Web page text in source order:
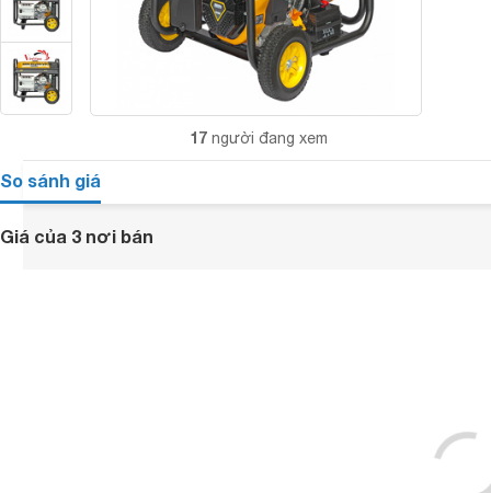
17 người đang xem
So sánh giá
Giá của 3 nơi bán